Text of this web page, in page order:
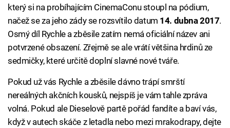
který si na probíhajícím CinemaConu stoupl na pódium,
načež se za jeho zády se rozsvítilo datum 14. dubna 2017.
Osmý díl Rychle a zběsile zatím nemá oficiální název ani
potvrzené obsazení. Zřejmě se ale vrátí většina hrdinů ze
sedmičky, které určitě doplní slavné nové tváře.
Pokud už vás Rychle a zběsile dávno trápí smrští
nereálných akčních kousků, nejspíš je vám tahle zpráva
volná. Pokud ale Dieselově partě pořád fandíte a baví vás,
když v autech skáče z letadla nebo mezi mrakodrapy, dejte